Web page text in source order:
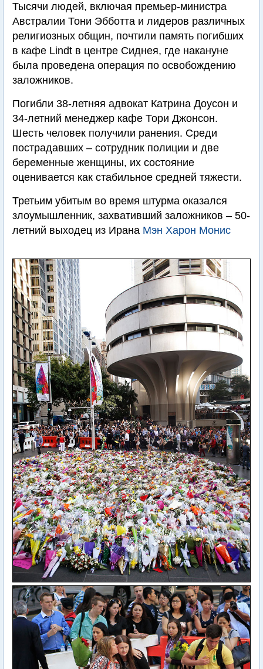
Тысячи людей, включая премьер-министра
Австралии Тони Эбботта и лидеров различных
религиозных общин, почтили память погибших
в кафе Lindt в центре Сиднея, где накануне
была проведена операция по освобождению
заложников.
Погибли 38-летняя адвокат Катрина Доусон и
34-летний менеджер кафе Тори Джонсон.
Шесть человек получили ранения. Среди
пострадавших – сотрудник полиции и две
беременные женщины, их состояние
оценивается как стабильное средней тяжести.
Третьим убитым во время штурма оказался
злоумышленник, захвативший заложников – 50-
летний выходец из Ирана Мэн Харон Монис